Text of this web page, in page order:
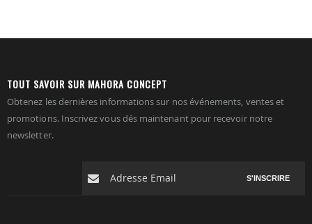
TOUT SAVOIR SUR MAHORA CONCEPT
Obtenez les dernières informations sur nos événements, ventes et
promotions. Inscrivez vous dés maintenant pour recevoir notre
newsletter.
S'INSCRIRE